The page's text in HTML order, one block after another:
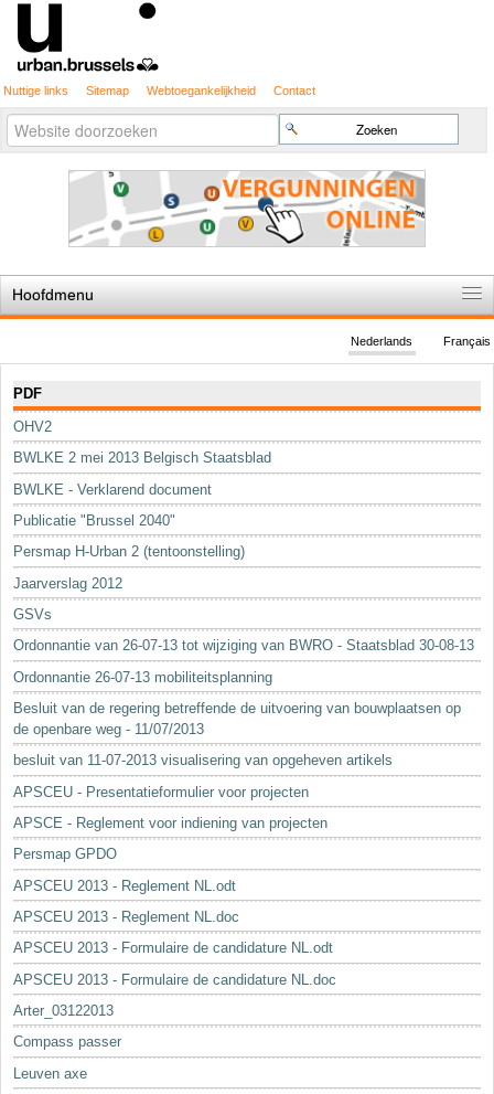
Nuttige links Sitemap Webtoegankelijkheid Contact
Zoek
Geavanceerd
zoeken...
Hoofdmenu
De spelregels
Stedenbouwkundige vergunning
Cartografie
Studies en publicaties
Sleutelwoorden
Stedenbouwkundige inlichtingen
Français
Nederlands
PDF
OHV2
BWLKE 2 mei 2013 Belgisch Staatsblad
BWLKE - Verklarend document
Publicatie "Brussel 2040"
Persmap H-Urban 2 (tentoonstelling)
Jaarverslag 2012
GSVs
Ordonnantie van 26-07-13 tot wijziging van BWRO - Staatsblad 30-08-13
Ordonnantie 26-07-13 mobiliteitsplanning
Besluit van de regering betreffende de uitvoering van bouwplaatsen op
de openbare weg - 11/07/2013
besluit van 11-07-2013 visualisering van opgeheven artikels
APSCEU - Presentatieformulier voor projecten
APSCE - Reglement voor indiening van projecten
Persmap GPDO
APSCEU 2013 - Reglement NL.odt
APSCEU 2013 - Reglement NL.doc
APSCEU 2013 - Formulaire de candidature NL.odt
APSCEU 2013 - Formulaire de candidature NL.doc
Arter_03122013
Compass passer
Leuven axe